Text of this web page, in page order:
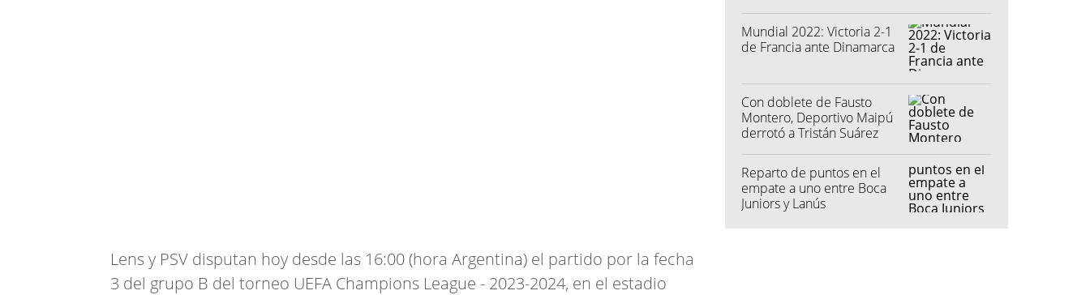
Lens y PSV disputan hoy desde las 16:00 (hora Argentina) el partido por la fecha
3 del grupo B del torneo UEFA Champions League - 2023-2024, en el estadio
Mundial 2022: Victoria 2-1
de Francia ante Dinamarca
Con doblete de Fausto
Montero, Deportivo Maipú
derrotó a Tristán Suárez
Reparto de puntos en el
empate a uno entre Boca
Juniors y Lanús